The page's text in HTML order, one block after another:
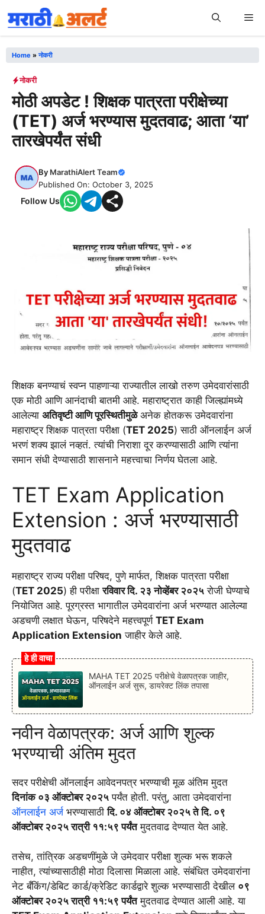
to
content
Home »नोकरी
नोकरी
मोठी अपडेट ! शिक्षक पात्रता परीक्षेच्या
(TET) अर्ज भरण्यास मुदतवाढ; आता ‘या’
तारखेपर्यंत संधी
By MarathiAlert Team
Published On: October 3, 2025
Follow Us
शिक्षक बनण्याचं स्वप्न पाहणाऱ्या राज्यातील लाखो तरुण उमेदवारांसाठी
एक मोठी आणि आनंदाची बातमी आहे. महाराष्ट्रात काही जिल्ह्यांमध्ये
आलेल्या अतिवृष्टी आणि पूरस्थितीमुळेअनेक होतकरू उमेदवारांना
महाराष्ट्र शिक्षक पात्रता परीक्षा (TET 2025) साठी ऑनलाईन अर्ज
भरणं शक्य झालं नव्हतं. त्यांची निराशा दूर करण्यासाठी आणि त्यांना
समान संधी देण्यासाठी शासनाने महत्त्वाचा निर्णय घेतला आहे.
TET Exam Application
Extension : अर्ज भरण्यासाठी
मुदतवाढ
महाराष्ट्र राज्य परीक्षा परिषद, पुणे मार्फत, शिक्षक पात्रता परीक्षा
(TET 2025) ही परीक्षारविवार दि. २३ नोव्हेंबर २०२५ रोजी घेण्याचे
नियोजित आहे. पूरग्रस्त भागातील उमेदवारांना अर्ज भरण्यात आलेल्या
अडचणी लक्षात घेऊन, परिषदेने महत्त्वपूर्ण TET Exam
Application Extension जाहीर केले आहे.
हे ही वाचा
MAHA TET 2025 परीक्षेचे वेळापत्रक जाहीर,
ऑनलाईन अर्ज सुरू, डायरेक्ट लिंक तपासा
नवीन वेळापत्रक: अर्ज आणि शुल्क
भरण्याची अंतिम मुदत
सदर परीक्षेची ऑनलाईन आवेदनपत्र भरण्याची मूळ अंतिम मुदत
दिनांक ०३ ऑक्टोबर २०२५ पर्यंत होती. परंतु, आता उमेदवारांना
ऑनलाईन अर्जभरण्यासाठीदि. ०४ ऑक्टोबर २०२५ ते दि. ०९
ऑक्टोबर २०२५ रात्री ११:५९ पर्यंतमुदतवाढ देण्यात येत आहे.
तसेच, तांत्रिक अडचणींमुळे जे उमेदवार परीक्षा शुल्क भरू शकले
नाहीत, त्यांच्यासाठीही मोठा दिलासा मिळाला आहे. संबंधित उमेदवारांना
नेट बँकिंग/डेबिट कार्ड/क्रेडिट कार्डद्वारे शुल्क भरण्यासाठी देखील ०९
ऑक्टोबर २०२५ रात्री ११:५९ पर्यंतमुदतवाढ देण्यात आली आहे. या